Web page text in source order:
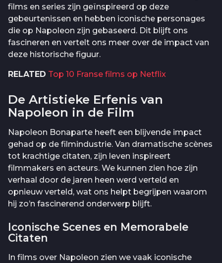
films en series zijn geïnspireerd op deze
gebeurtenissen en hebben iconische personages
die op Napoleon zijn gebaseerd. Dit blijft ons
fascineren en vertelt ons meer over de impact van
deze historische figuur.
RELATED Top 10 Franse films op Netflix
De Artistieke Erfenis van
Napoleon in de Film
Napoleon Bonaparte heeft een blijvende impact
gehad op de filmindustrie. Van dramatische scènes
tot krachtige citaten, zijn leven inspireert
filmmakers en acteurs. We kunnen zien hoe zijn
verhaal door de jaren heen werd verteld en
opnieuw verteld, wat ons helpt begrijpen waarom
hij zo’n fascinerend onderwerp blijft.
Iconische Scenes en Memorabele
Citaten
In films over Napoleon zien we vaak iconische